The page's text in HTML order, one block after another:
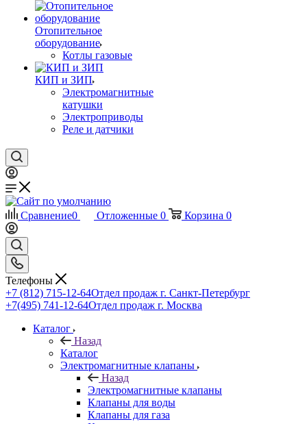
Отопительное
оборудование
Котлы газовые
КИП и ЗИП
Электромагнитные
катушки
Электроприводы
Реле и датчики
Сравнение0 Отложенные 0 Корзина 0
Телефоны
+7 (812) 715-12-64Отдел продаж г. Санкт-Петербург
+7(495) 741-12-64Отдел продаж г. Москва
Каталог
Назад
Каталог
Электромагнитные клапаны
Назад
Электромагнитные клапаны
Клапаны для воды
Клапаны для газа